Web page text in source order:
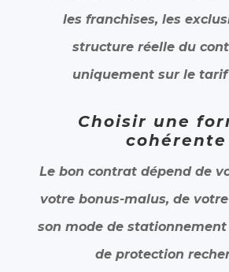
les franchises, les
structure réelle du
uniquement sur le
Choisir une
cohérente
Le bon contrat dépend de
votre bonus-malus, de
son mode de
de protection